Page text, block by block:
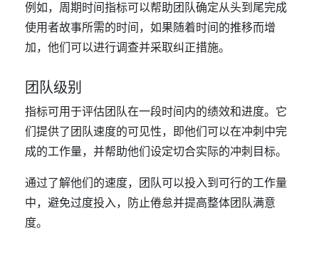
例如，周期时间指标可以帮助团队确定从头到尾完成
使用者故事所需的时间，如果随着时间的推移而增
加，他们可以进行调查并采取纠正措施。
团队级别
指标可用于评估团队在一段时间内的绩效和进度。它
们提供了团队速度的可见性，即他们可以在冲刺中完
成的工作量，并帮助他们设定切合实际的冲刺目标。
通过了解他们的速度，团队可以投入到可行的工作量
中，避免过度投入，防止倦怠并提高整体团队满意
度。